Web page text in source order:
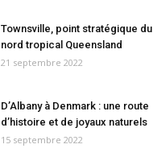
Townsville, point stratégique du
nord tropical Queensland
21 septembre 2022
D’Albany à Denmark : une route
d’histoire et de joyaux naturels
15 septembre 2022